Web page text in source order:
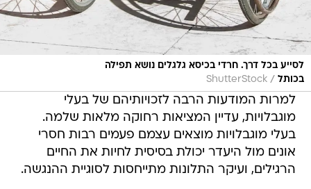
לסייע בכל דרך. חרדי בכיסא גלגלים נושא תפילה
בכותל /
ShutterStock
למרות המודעות הרבה לזכויותיהם של בעלי
מוגבלויות, עדיין המציאות רחוקה מלאות שלמה.
בעלי מוגבלויות מוצאים עצמם פעמים רבות חסרי
אונים מול היעדר יכולת בסיסית לחיות את החיים
הרגילים, ועיקר התלונות מתייחסות לסוגיית ההנגשה.